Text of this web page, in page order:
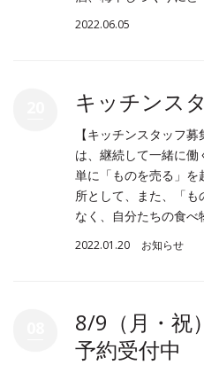
2022.06.05
キッチンス
【キッチンスタッフ
は、継続して一緒に働
単に「ものを売る」
所として、また、「
なく、自分たちの食
2022.01.20 お知らせ
8/9（月・祝
予約受付中